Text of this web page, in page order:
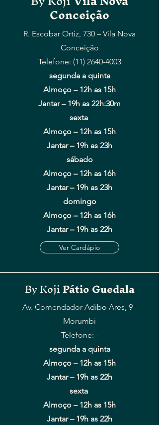
Conceição
R. Escobar Ortiz, 730 – Vila Nova
Conceição
Telefone: (11) 2640-4003
segunda a quinta
Almoço –12h as 15h
Jantar – 19h as 22h:30m
sexta
Almoço –12h as 15h
Jantar – 19h as 23h
sábado
Almoço –12h as 16h
Jantar – 19h as 23h
domingo
Almoço –12h as 16h
Jantar – 19h as 22h
Ver Cardápio
By KojiPátio Guedala
Av. Comendador Adibo Ares, 9 -
Morumbi
Telefone: -
segunda a quinta
Almoço –12h as 15h
Jantar – 19h as 22h
sexta
Almoço –12h as 15h
Jantar – 19h as 22h